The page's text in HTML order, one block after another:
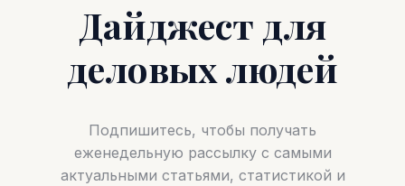
Дайджест для
деловых людей
Подпишитесь, чтобы получать
еженедельную рассылку с самыми
актуальными статьями, статистикой и